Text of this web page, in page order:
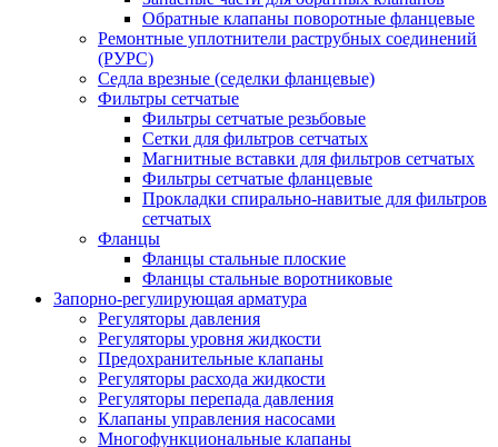
Обратные клапаны поворотные фланцевые
Ремонтные уплотнители раструбных соединений
(РУРС)
Седла врезные (седелки фланцевые)
Фильтры сетчатые
Фильтры сетчатые резьбовые
Сетки для фильтров сетчатых
Магнитные вставки для фильтров сетчатых
Фильтры сетчатые фланцевые
Прокладки спирально-навитые для фильтров
сетчатых
Фланцы
Фланцы стальные плоские
Фланцы стальные воротниковые
Запорно-регулирующая арматура
Регуляторы давления
Регуляторы уровня жидкости
Предохранительные клапаны
Регуляторы расхода жидкости
Регуляторы перепада давления
Клапаны управления насосами
Многофункциональные клапаны